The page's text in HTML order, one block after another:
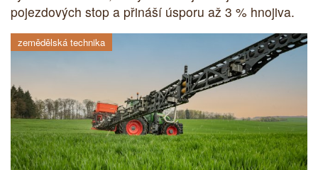
pojezdových stop a přináší úsporu až 3 % hnojiva.
zemědělská technika